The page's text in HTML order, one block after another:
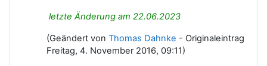
letzte Änderung am 22.06.2023
(Geändert von Thomas Dahnke - Originaleintrag
Freitag, 4. November 2016, 09:11)